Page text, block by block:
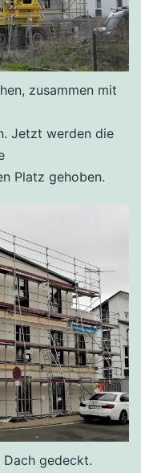
zusammen mit
Jetzt werden die
Platz gehoben.
gedeckt.